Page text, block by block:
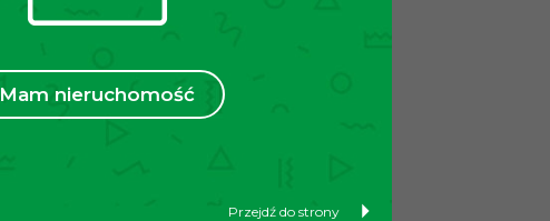
Mam nieruchomość
Przejdź do strony